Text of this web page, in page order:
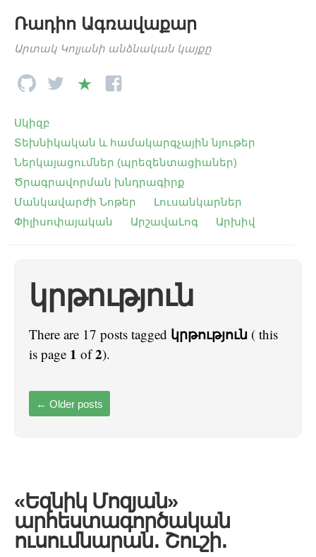
Ռադիո Ագռավաքար
Արտակ Կոլյանի անձնական կայքը
Սկիզբ
Տեխնիկական և համակարգչային նյութեր
Ներկայացումներ (պրեզենտացիաներ)
Ծրագրավորման խնդրագիրք
Մանկավարժի Նոթեր
Լուսանկարներ
Փիլիսոփայական
ԱրշավաԼոգ Արխիվ
կրթություն
There are 17 posts tagged կրթություն ( this
is page 1 of2).
← Older posts
«Եզնիկ Մոզյան»
արհեստագործական
ուսումնարան․ Շուշի․